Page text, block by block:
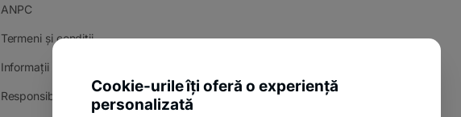
ANPC
Termeni și condiții
Informații și documente utile
Responsible Disclosure Policy
Cookie-urile îți oferă o experiență
personalizată